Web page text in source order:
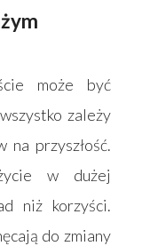
może być
zależy
przyszłość.
w dużej
niż korzyści.
do zmiany